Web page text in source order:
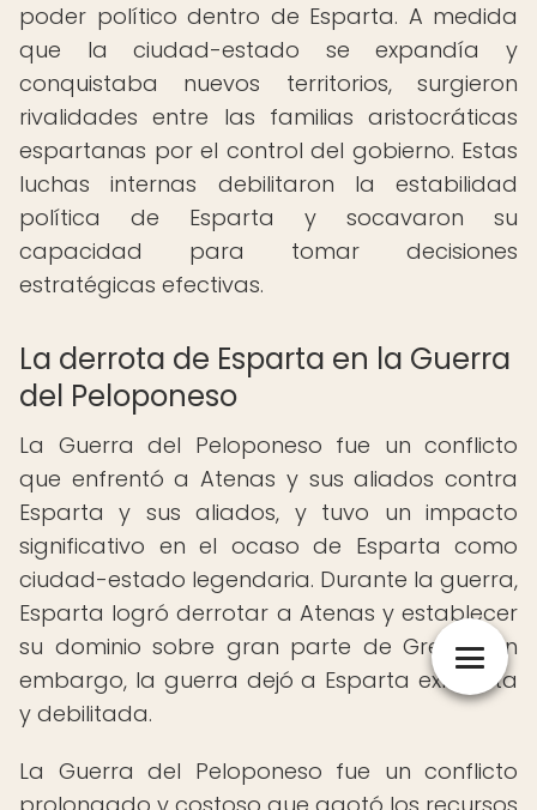
poder político dentro de Esparta. A medida
que la ciudad-estado se expandía y
conquistaba nuevos territorios, surgieron
rivalidades entre las familias aristocráticas
espartanas por el control del gobierno. Estas
luchas internas debilitaron la estabilidad
política de Esparta y socavaron su
capacidad para tomar decisiones
estratégicas efectivas.
La derrota de Esparta en la Guerra
del Peloponeso
La Guerra del Peloponeso fue un conflicto
que enfrentó a Atenas y sus aliados contra
Esparta y sus aliados, y tuvo un impacto
significativo en el ocaso de Esparta como
ciudad-estado legendaria. Durante la guerra,
Esparta logró derrotar a Atenas y establecer
su dominio sobre gran parte de Grecia. Sin
embargo, la guerra dejó a Esparta exhausta
y debilitada.
La Guerra del Peloponeso fue un conflicto